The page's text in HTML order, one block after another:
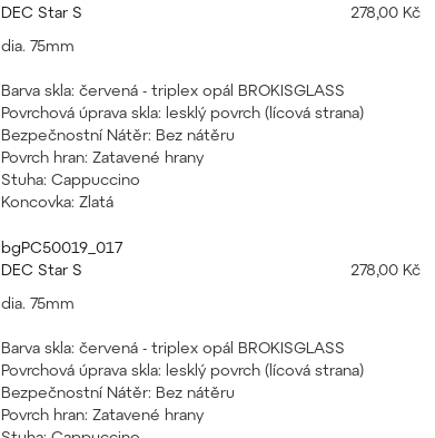
DEC Star S
278,00 Kč
dia. 75mm
Barva skla: červená - triplex opál BROKISGLASS
Povrchová úprava skla: lesklý povrch (lícová strana)
Bezpečnostní Nátěr: Bez nátěru
Povrch hran: Zatavené hrany
Stuha: Cappuccino
Koncovka: Zlatá
bgPC50019_017
DEC Star S
278,00 Kč
dia. 75mm
Barva skla: červená - triplex opál BROKISGLASS
Povrchová úprava skla: lesklý povrch (lícová strana)
Bezpečnostní Nátěr: Bez nátěru
Povrch hran: Zatavené hrany